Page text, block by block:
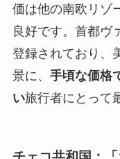
価は他の南欧リゾ
良好です。首都ヴ
登録されており、
景に、 手頃な価格
い旅行者にとって